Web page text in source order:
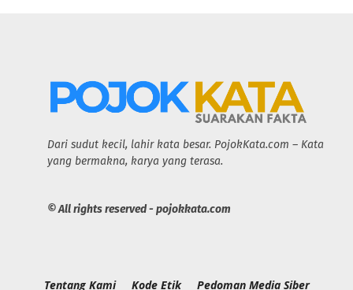
Dari sudut kecil, lahir kata besar. PojokKata.com – Kata
yang bermakna, karya yang terasa.
© All rights reserved - pojokkata.com
Tentang Kami Kode Etik Pedoman Media Siber